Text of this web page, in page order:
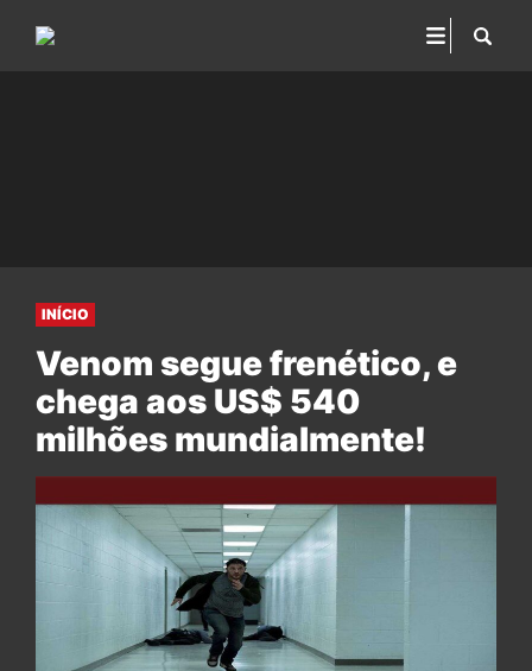
INÍCIO
Venom segue frenético, e
chega aos US$ 540
milhões mundialmente!